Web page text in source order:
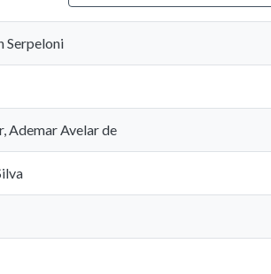
Serpeloni
Ademar Avelar de